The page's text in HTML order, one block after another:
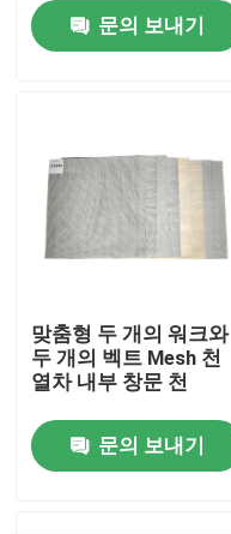
우리 에 관한 것
품질 관리
저희와 연락
문의 보내기
맞춤형 두 개의 워크와
두 개의 벡트 Mesh 천
열차 내부 창문 천
문의 보내기